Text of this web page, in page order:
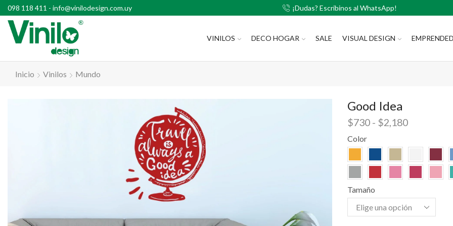
098 118 411 - info@vinilodesign.com.uy
con compras superiores a $2500 ¡Dudas? Escribinos al WhatsApp!
VINILOS DECO HOGAR SALE VISUAL DESIGN
Inicio Vinilos Mundo
Good Idea
$730 - $2,180
Color
Tamaño